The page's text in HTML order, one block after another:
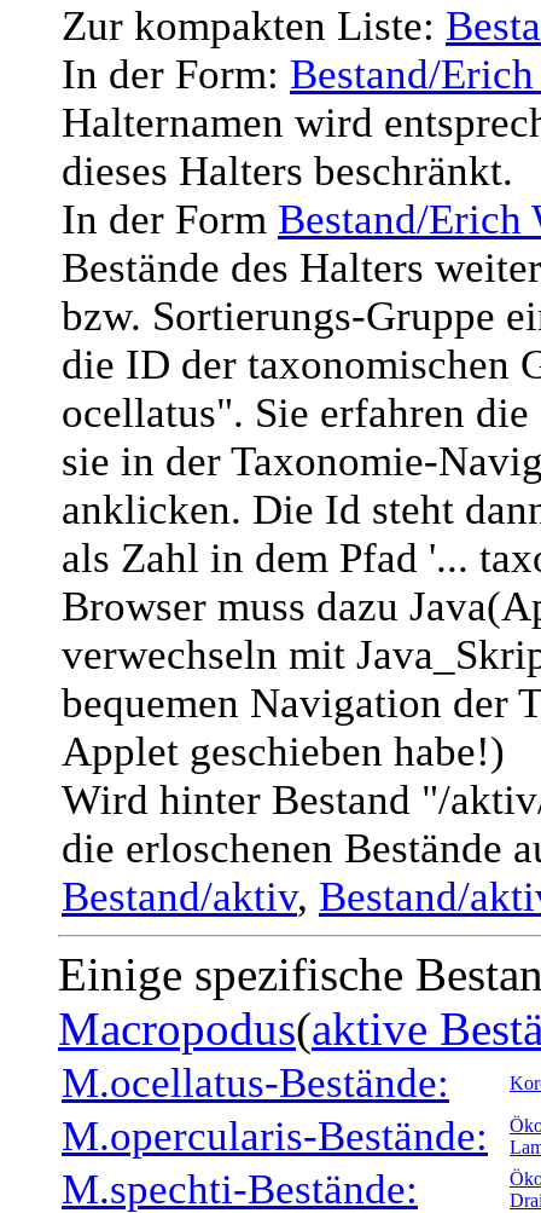
Zur kompakten Liste:
In der Form: Bestand/
Halternamen wird
dieses Halters beschränkt.
In der Form Bestand/Erich
Bestände des Halters
bzw. Sortierungs-Gruppe
die ID der taxonomischen
ocellatus". Sie erfahren
sie in der Taxonomie-
anklicken. Die Id steht
als Zahl in dem Pfad '...
Browser muss dazu
verwechseln mit
bequemen Navigation der
Applet geschieben habe!)
Wird hinter Bestand "/
die erloschenen Bestände
Bestand/aktiv, Bestand/
Einige spezifische
Macropodus(aktive
M.ocellatus-Bestände:
M.opercularis-Bestände:
M.spechti-Bestände: